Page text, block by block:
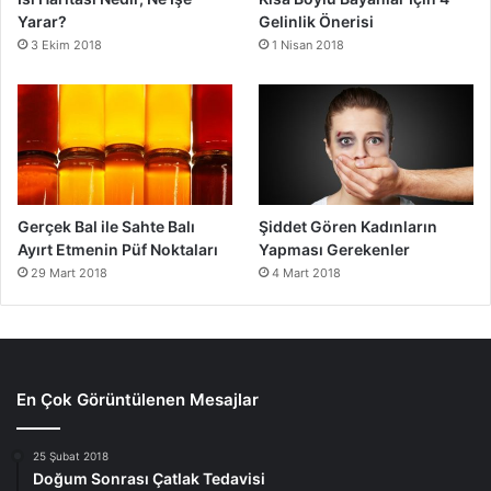
Yarar?
3 Ekim 2018
Gelinlik Önerisi
1 Nisan 2018
Gerçek Bal ile Sahte Balı
Ayırt Etmenin Püf Noktaları
29 Mart 2018
Şiddet Gören Kadınların
Yapması Gerekenler
4 Mart 2018
En Çok Görüntülenen Mesajlar
25 Şubat 2018
Doğum Sonrası Çatlak Tedavisi